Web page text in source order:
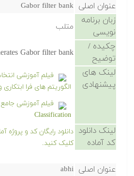
عنوان اصلی Gabor filter bank
زبان برنامه
نویسی
متلب
چکیده /
توضیح
Gabor filter bank
لینک های
پیشنهادی
فیلم آموزشی
الگوریتم های فرا ابتکاری
فیلم آموزشی
Classification
لینک دانلود
کد آماده
کلیک کنید.
عنوان اصلی abhi